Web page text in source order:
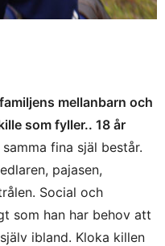
mellanbarn och
som fyller.. 18 år
fina själ består.
pajasen,
Social och
som han har behov att
ibland. Kloka killen